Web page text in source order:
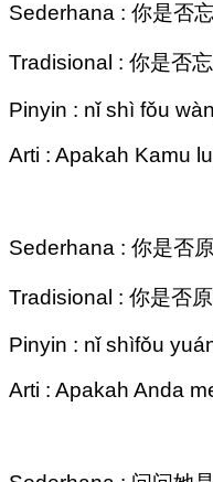
Sederhana : 你是否
Tradisional : 你是否忘
Pinyin : nǐ shì fǒu
Arti : Apakah Kamu
Sederhana : 你是否
Tradisional : 你是否
Pinyin : nǐ shìfǒu
Arti : Apakah Anda